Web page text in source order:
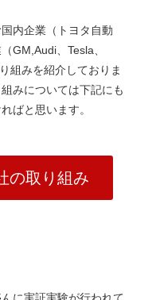
内企業（トヨタ自動
GM,Audi、Tesla、
組みを紹介しておりま
みについては下記にも
ばと思います。
の取り組み